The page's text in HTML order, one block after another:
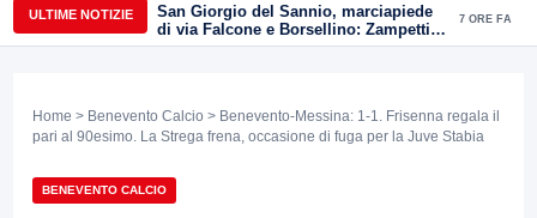
ULTIME NOTIZIE
San Giorgio del Sannio, marciapiede
di via Falcone e Borsellino: Zampetti e
Lombardi replicano alle polemiche
7 ORE FA
Home > Benevento Calcio > Benevento-Messina: 1-1. Frisenna regala il
pari al 90esimo. La Strega frena, occasione di fuga per la Juve Stabia
BENEVENTO CALCIO